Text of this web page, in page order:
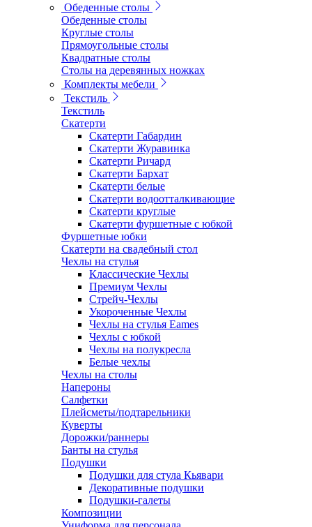
Обеденные столы
Обеденные столы
Круглые столы
Прямоугольные столы
Квадратные столы
Столы на деревянных ножках
Комплекты мебели
Текстиль
Текстиль
Скатерти
Скатерти Габардин
Скатерти Журавинка
Скатерти Ричард
Скатерти Бархат
Скатерти белые
Скатерти водоотталкивающие
Скатерти круглые
Скатерти фуршетные с юбкой
Фуршетные юбки
Скатерти на свадебный стол
Чехлы на стулья
Классические Чехлы
Премиум Чехлы
Стрейч-Чехлы
Укороченные Чехлы
Чехлы на стулья Eames
Чехлы с юбкой
Чехлы на полукресла
Белые чехлы
Чехлы на столы
Напероны
Салфетки
Плейсметы/подтарельники
Куверты
Дорожки/раннеры
Банты на стулья
Подушки
Подушки для стула Кьявари
Декоративные подушки
Подушки-галеты
Композиции